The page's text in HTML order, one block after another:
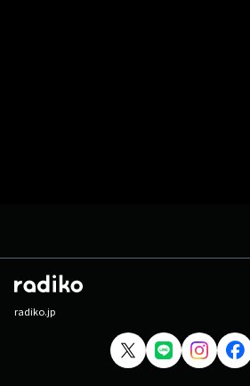
radiko.jp